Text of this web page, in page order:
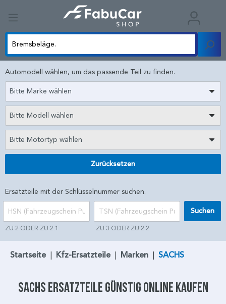
Automodell wählen, um das passende Teil zu finden.
Bitte Marke wählen
Bitte Modell wählen
Bitte Motortyp wählen
Zurücksetzen
Ersatzteile mit der Schlüsselnummer suchen.
ZU 2 ODER ZU 2.1 ZU 3 ODER ZU 2.2
Suchen
Startseite | Kfz-Ersatzteile | Marken | SACHS
SACHS Ersatzteile günstig online kaufen